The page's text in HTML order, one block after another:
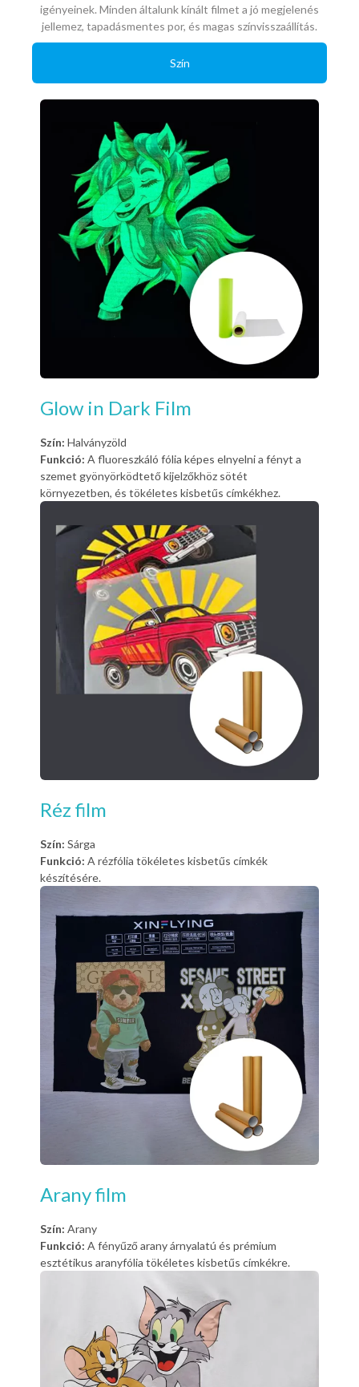
igényeinek. Minden általunk kínált filmet a jó megjelenés
jellemez, tapadásmentes por, és magas színvisszaállítás.
Szín
Glow in Dark Film
Szín: Halványzöld
Funkció: A fluoreszkáló fólia képes elnyelni a fényt a
szemet gyönyörködtető kijelzőkhöz sötét
környezetben, és tökéletes kisbetűs címkékhez.
Réz film
Szín: Sárga
Funkció: A rézfólia tökéletes kisbetűs címkék
készítésére.
Arany film
Szín: Arany
Funkció: A fényűző arany árnyalatú és prémium
esztétikus aranyfólia tökéletes kisbetűs címkékre.